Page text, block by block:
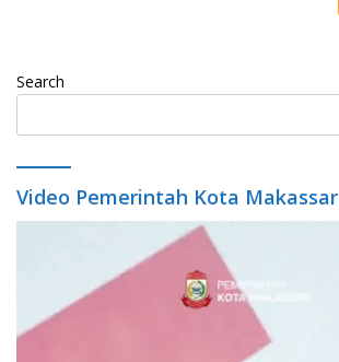
Search
Video Pemerintah Kota Makassar